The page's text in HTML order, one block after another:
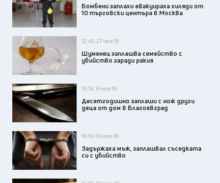
Бомбени заплахи евакуираха хиляди от
10 търговски центъра в Москва
12:40, 27 ное 18
Шуменец заплашва семейство с
убийство заради ракия
10:15, 16 ное 18
Десетгодишно заплаши с нож други
деца от дом в Благоевград
16:10, 06 ное 18
Задържаха мъж, заплашвал съседката
си с убийство